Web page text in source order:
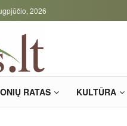
2026
RATAS KULTŪRA